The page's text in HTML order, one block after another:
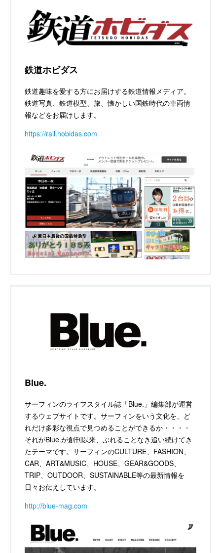
鉄道ホビダス
鉄道趣味を愛する方にお届けする鉄道情報メディア。
鉄道写真、鉄道模型、旅、懐かしい国鉄時代の車両情
報などをお届けします。
https://rail.hobidas.com
Blue.
サーフィンのライフスタイル誌「Blue.」編集部が運営
するウェブサイトです。サーフィンをいう文化を、ど
れだけ多彩な視点で見つめることができるか・・・・
それがBlue.が創刊以来、ぶれることなき追い続けてき
たテーマです。サーフィンのCULTURE、FASHION、
CAR、ART&MUSIC、HOUSE、GEAR&GOODS、
TRIP、OUTDOOR、SUSTAINABLE等の最新情報を
日々お伝えしています。
http://blue-mag.com